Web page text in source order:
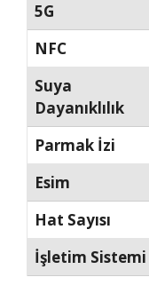
5G
NFC
Suya
Dayanıklılık
Parmak İzi
Esim
Hat Sayısı
İşletim Sistemi